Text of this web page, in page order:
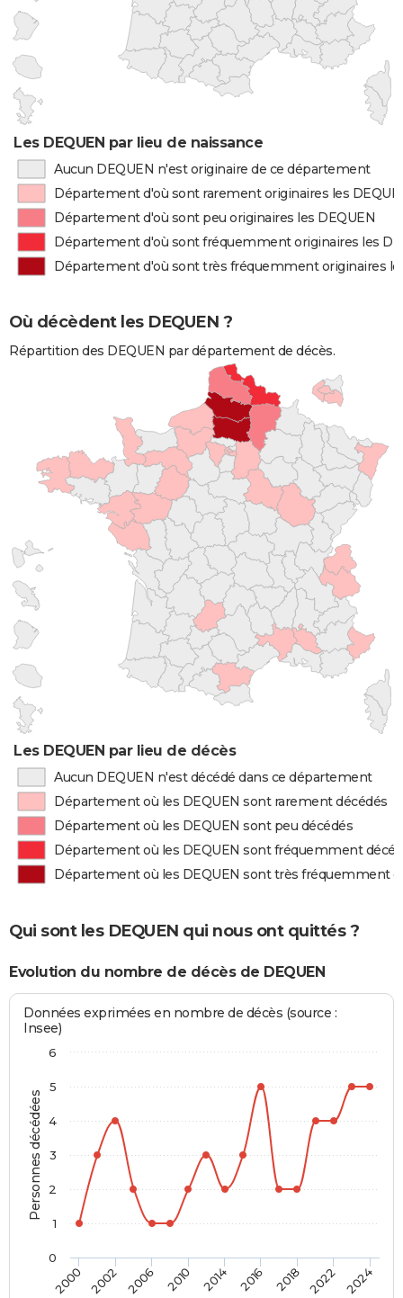
Les DEQUEN par lieu de naissance
Aucun DEQUEN n'est originaire de ce département
Département d'où sont rarement originaires les
Département d'où sont peu originaires les DEQUEN
Département d'où sont fréquemment originaires les
Département d'où sont très fréquemment originaires
Où décèdent les DEQUEN ?
Répartition des DEQUEN par département de décès.
Les DEQUEN par lieu de décès
Aucun DEQUEN n'est décédé dans ce département
Département où les DEQUEN sont rarement décédés
Département où les DEQUEN sont peu décédés
Département où les DEQUEN sont fréquemment
Département où les DEQUEN sont très fréquemment
Qui sont les DEQUEN qui nous ont quittés ?
Evolution du nombre de décès de DEQUEN
Personnes décédées
Données exprimées en nombre de décès (source :
Insee)
2000 2002 2006 2010 2014 2016 2018 2022 2024
0
1
2
3
4
5
6